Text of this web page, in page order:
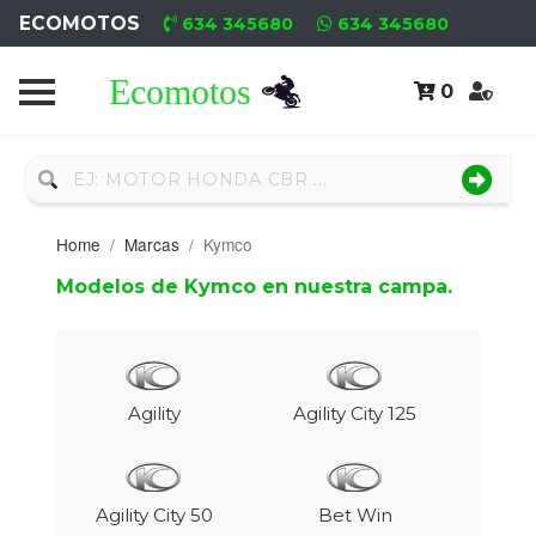
ECOMOTOS 634 345680 634 345680
0
Home
Nuevo
Neumáticos
Motores
Nuevos
Motores
Usados
Home Marcas Kymco
Modelos de Kymco en nuestra campa.
Agility Agility City 125
Agility City 50 Bet Win